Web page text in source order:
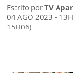
Escrito por TV
04 AGO 2023 -
15H06)